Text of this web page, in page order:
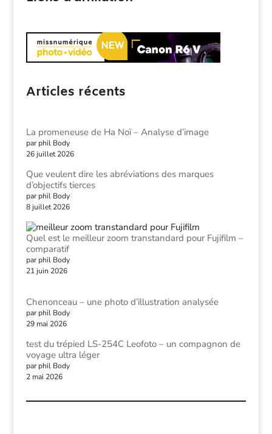
Articles récents
La promeneuse de Ha Noï – Analyse d’image
par phil Body
26 juillet 2026
Que veulent dire les abréviations des marques
d’objectifs tierces
par phil Body
8 juillet 2026
Quel est le meilleur zoom transtandard pour Fujifilm –
comparatif
par phil Body
21 juin 2026
Chenonceau – une photo d’illustration analysée
par phil Body
29 mai 2026
test du trépied LS-254C Leofoto – un compagnon de
voyage ultra léger
par phil Body
2 mai 2026